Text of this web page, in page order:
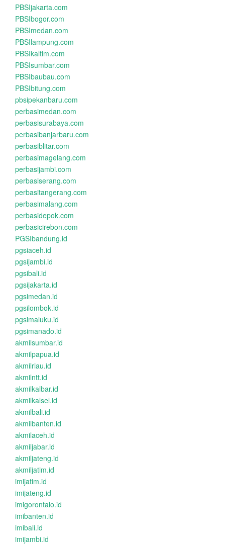
PBSIjakarta.com
PBSIbogor.com
PBSImedan.com
PBSIlampung.com
PBSIkaltim.com
PBSIsumbar.com
PBSIbaubau.com
PBSIbitung.com
pbsipekanbaru.com
perbasimedan.com
perbasisurabaya.com
perbasibanjarbaru.com
perbasiblitar.com
perbasimagelang.com
perbasijambi.com
perbasiserang.com
perbasitangerang.com
perbasimalang.com
perbasidepok.com
perbasicirebon.com
PGSIbandung.id
pgsiaceh.id
pgsijambi.id
pgsibali.id
pgsijakarta.id
pgsimedan.id
pgsilombok.id
pgsimaluku.id
pgsimanado.id
akmilsumbar.id
akmilpapua.id
akmilriau.id
akmilntt.id
akmilkalbar.id
akmilkalsel.id
akmilbali.id
akmilbanten.id
akmilaceh.id
akmiljabar.id
akmiljateng.id
akmiljatim.id
imijatim.id
imijateng.id
imigorontalo.id
imibanten.id
imibali.id
imijambi.id